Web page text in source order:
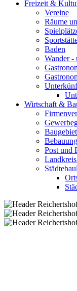
Freizeit &
Vereine
Räume
Baden
Wander -
Wirtschaft &
Post und